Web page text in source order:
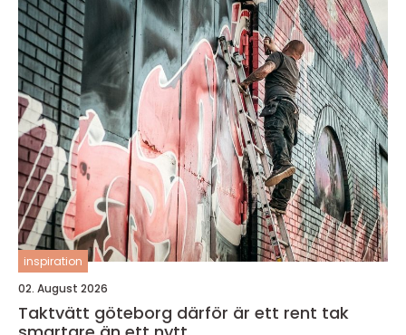
inspiration
02. August 2026
Taktvätt göteborg därför är ett rent tak